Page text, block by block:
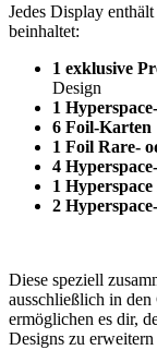
Jedes Display
beinhaltet:
1 exklusive
Design
1
6 Foil-Karten
1 Foil Rare-
4
1
2
Diese speziell
ausschließlich in den
ermöglichen es dir,
Designs zu